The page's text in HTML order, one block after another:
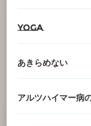
YOGA
あきらめない
アルツハイマー病